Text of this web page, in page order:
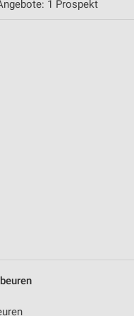
1 Prospekt